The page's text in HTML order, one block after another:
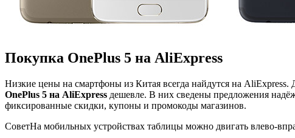
Покупка OnePlus 5 на AliExpress
Низкие цены на смартфоны из Китая всегда найдутся на
OnePlus 5 на AliExpress дешевле. В них сведены предложения
фиксированные скидки, купоны и промокоды магазинов.
СоветНа мобильных устройствах таблицы можно двигать влево-